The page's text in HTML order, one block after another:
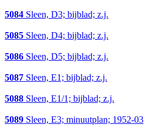
5084 Sleen, D3; bijblad; z.j.
5085 Sleen, D4; bijblad; z.j.
5086 Sleen, D5; bijblad; z.j.
5087 Sleen, E1; bijblad; z.j.
5088 Sleen, E1/1; bijblad; z.j.
5089 Sleen, E3; minuutplan; 1952-03